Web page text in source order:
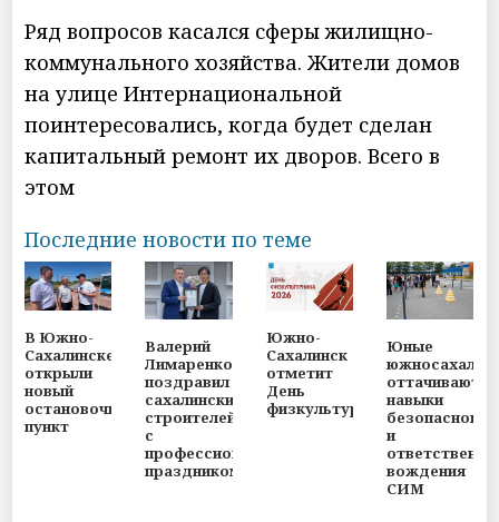
Ряд вопросов касался сферы жилищно-
коммунального хозяйства. Жители домов
на улице Интернациональной
поинтересовались, когда будет сделан
капитальный ремонт их дворов. Всего в
этом
Последние новости по теме
В Южно-
Сахалинске
открыли
новый
остановочный
пункт
Валерий
Лимаренко
поздравил
сахалинских
строителей
с
профессиональным
праздником
Южно-
Сахалинск
отметит
День
физкультурника
Юные
оттачивают
навыки
безопасного
и
вождения
СИМ